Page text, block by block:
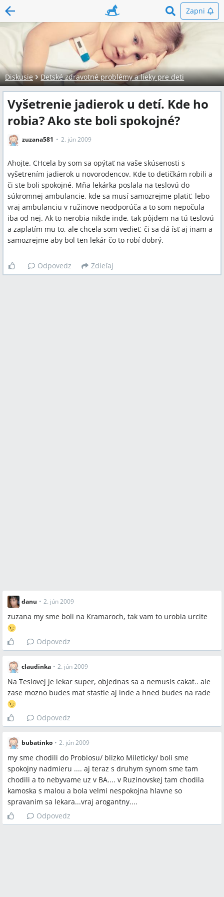
Zapni
Diskusie Detské zdravotné problémy a lieky pre deti
Vyšetrenie jadierok u detí. Kde ho
robia? Ako ste boli spokojné?
zuzana581 2. jún 2009
Ahojte. CHcela by som sa opýtať na vaše skúsenosti s
vyšetrením jadierok u novorodencov. Kde to detičkám robili a
či ste boli spokojné. Mňa lekárka poslala na teslovú do
súkromnej ambulancie, kde sa musí samozrejme platiť, lebo
vraj ambulanciu v ružinove neodporúča a to som nepočula
iba od nej. Ak to nerobia nikde inde, tak pôjdem na tú teslovú
a zaplatím mu to, ale chcela som vedieť, či sa dá ísť aj inam a
samozrejme aby bol ten lekár čo to robí dobrý.
Odpovedz Zdieľaj
danu • 2. jún 2009
zuzana my sme boli na Kramaroch, tak vam to urobia urcite
Odpovedz
claudinka • 2. jún 2009
Na Teslovej je lekar super, objednas sa a nemusis cakat.. ale
zase mozno budes mat stastie aj inde a hned budes na rade
Odpovedz
bubatinko • 2. jún 2009
my sme chodili do Probiosu/ blizko Mileticky/ boli sme
spokojny nadmieru .... aj teraz s druhym synom sme tam
chodili a to nebyvame uz v BA.... v Ruzinovskej tam chodila
kamoska s malou a bola velmi nespokojna hlavne so
spravanim sa lekara...vraj arogantny....
Odpovedz